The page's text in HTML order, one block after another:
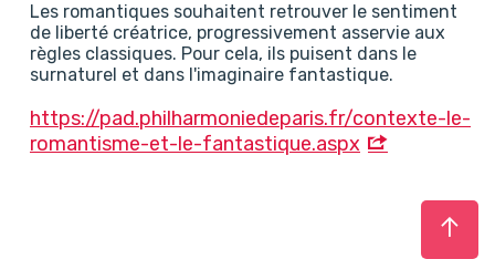
Les romantiques souhaitent retrouver le sentiment
de liberté créatrice, progressivement asservie aux
règles classiques. Pour cela, ils puisent dans le
surnaturel et dans l'imaginaire fantastique.
https://pad.philharmoniedeparis.fr/contexte-le-
romantisme-et-le-fantastique.aspx